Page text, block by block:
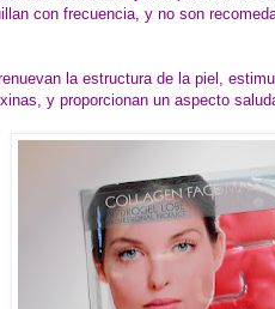
con frecuencia, y no son
la estructura de la piel,
y proporcionan un aspecto